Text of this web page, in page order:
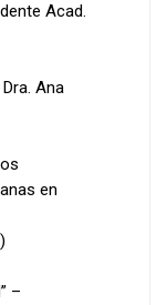
Acad.
Ana
en
–